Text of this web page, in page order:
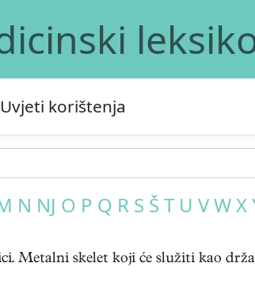
Uvjeti korištenja
N NJ O P Q R S Š T U VWX
Metalni skelet koji će služiti kao